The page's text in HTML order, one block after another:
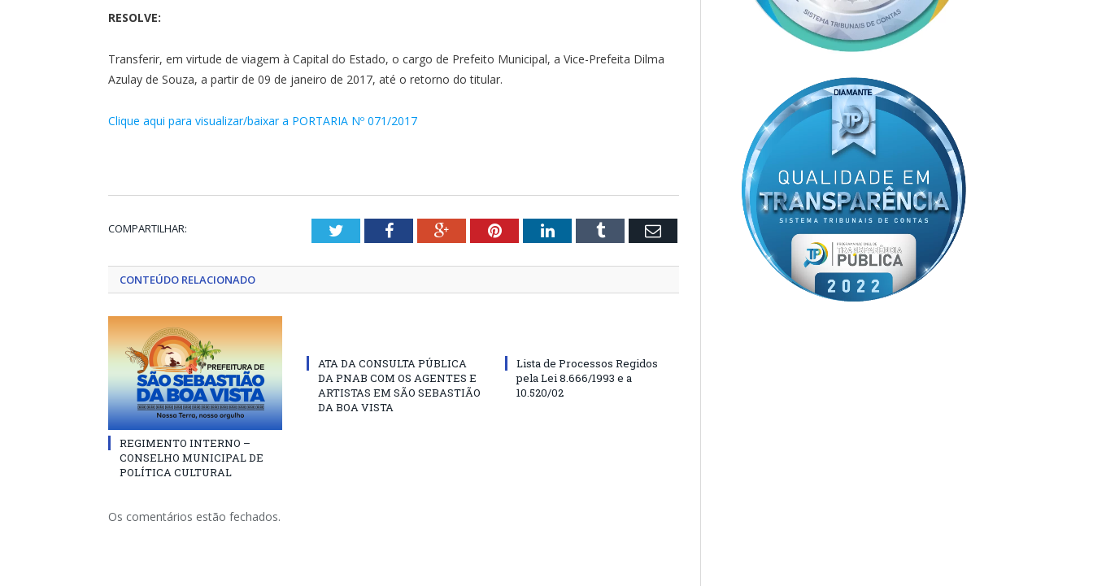
RESOLVE:
Transferir, em virtude de viagem à Capital do Estado, o cargo de Prefeito Municipal, a Vice-Prefeita Dilma
Azulay de Souza, a partir de 09 de janeiro de 2017, até o retorno do titular.
Clique aqui para visualizar/baixar a PORTARIA Nº 071/2017
COMPARTILHAR: TwitterFacebookGoogle+PinterestLinkedInTumblr Email
CONTEÚDO RELACIONADO
REGIMENTO INTERNO –
CONSELHO MUNICIPAL DE
POLÍTICA CULTURAL
ATA DA CONSULTA PÚBLICA
DA PNAB COM OS AGENTES E
ARTISTAS EM SÃO SEBASTIÃO
DA BOA VISTA
Lista de Processos Regidos
pela Lei 8.666/1993 e a
10.520/02
Os comentários estão fechados.